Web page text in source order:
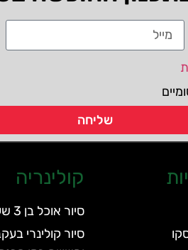
שליחה
קולינריה
סיור אוכל בן 3 שעות בצפון ברקלי
סיור קולינרי